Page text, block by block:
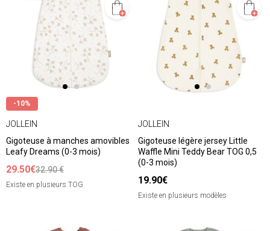
-10%
JOLLEIN
Gigoteuse à manches amovibles
Leafy Dreams (0-3 mois)
29.50€32.90 €
Existe en plusieurs TOG
JOLLEIN
Gigoteuse légère jersey Little
Waffle Mini Teddy Bear TOG 0,5
(0-3 mois)
19.90€
Existe en plusieurs modèles